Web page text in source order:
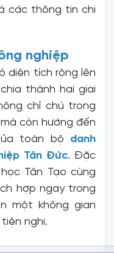
các thông tin chi
nghiệp
diện tích rộng lên
thành hai giai
chỉ chú trọng
còn hướng đến
toàn bộ danh
Tân Đức. Đặc
Tân Tạo cùng
hợp ngay trong
một không gian
nghi.